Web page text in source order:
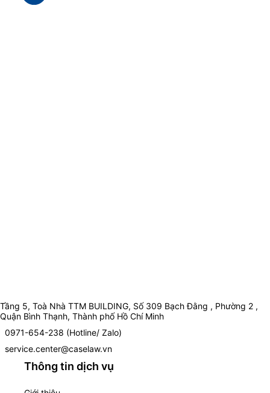
Tầng 5, Toà Nhà TTM BUILDING, Số 309 Bạch Đằng , Phường 2 ,
Quận Bình Thạnh, Thành phố Hồ Chí Minh
0971-654-238 (Hotline/ Zalo)
service.center@caselaw.vn
Thông tin dịch vụ